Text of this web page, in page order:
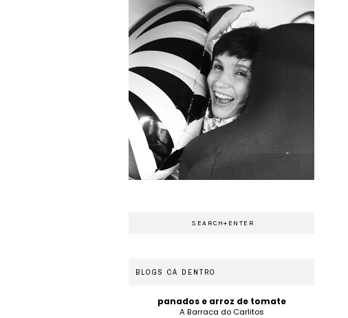
BLOGS CÁ DENTRO
panados e arroz de tomate
A Barraca do Carlitos